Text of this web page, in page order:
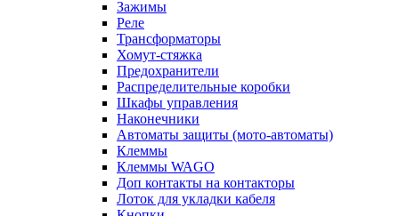
Зажимы
Реле
Трансформаторы
Хомут-стяжка
Предохранители
Распределительные коробки
Шкафы управления
Наконечники
Автоматы защиты (мото-автоматы)
Клеммы
Клеммы WAGO
Доп контакты на контакторы
Лоток для укладки кабеля